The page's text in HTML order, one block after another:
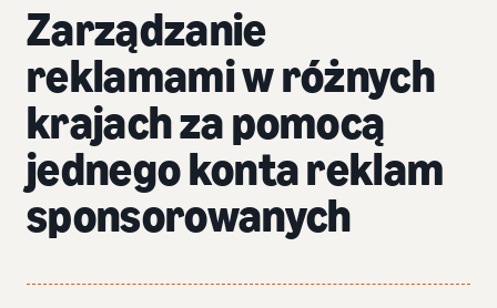
Zarządzanie
reklamami w różnych
krajach za pomocą
jednego kontareklam
sponsorowanych